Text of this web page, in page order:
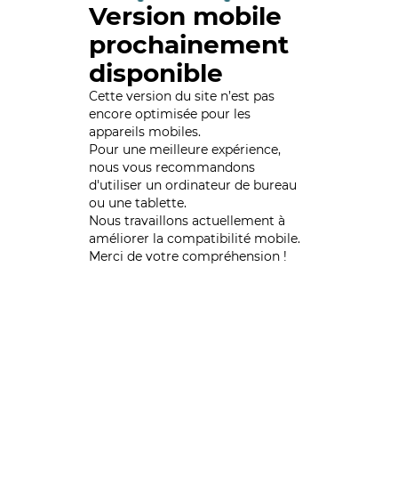
Version mobile
prochainement
disponible
Cette version du site n’est pas
encore optimisée pour les
appareils mobiles.
Pour une meilleure expérience,
nous vous recommandons
d'utiliser un ordinateur de bureau
ou une tablette.
Nous travaillons actuellement à
améliorer la compatibilité mobile.
Merci de votre compréhension !